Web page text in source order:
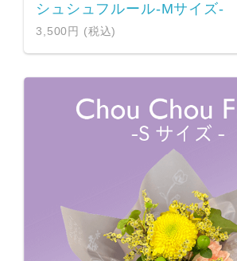
シュシュフルール-Mサイズ-
3,500円 (税込)